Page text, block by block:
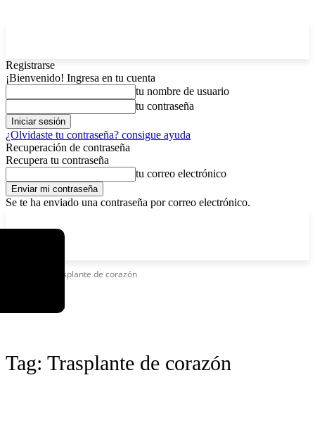
Registrarse
¡Bienvenido! Ingresa en tu cuenta
tu nombre de usuario
tu contraseña
¿Olvidaste tu contraseña? consigue ayuda
Recuperación de contraseña
Recupera tu contraseña
tu correo electrónico
Se te ha enviado una contraseña por correo electrónico.
Trasplante de corazón
Tag: Trasplante de corazón